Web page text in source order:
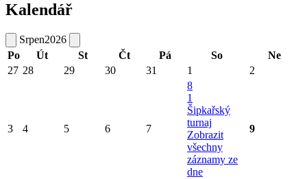
Kalendář
Srpen2026
Po
Út St Čt Pá So
Ne
27 28 29 30 31 1 2
3 4 5 6 7
8
1
Šipkařský
turnaj
Zobrazit
všechny
záznamy ze
dne
9